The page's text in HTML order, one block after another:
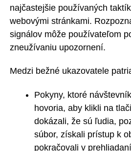
najčastejšie používaných
webovými stránkami.
signálov môže používateľom
zneužívaniu upozornení.
Medzi bežné ukazovatele
Pokyny, ktoré
hovoria, aby klikli na
dokázali, že sú ľudia,
súbor, získali prístup k
pokračovali v